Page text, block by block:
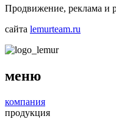
Продвижение, реклама и
сайта lemurteam.ru
меню
компания
продукция